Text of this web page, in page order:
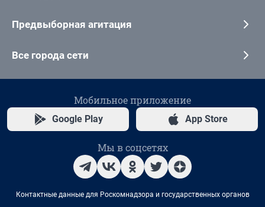
Предвыборная агитация
Все города сети
Мобильное приложение
Google Play App Store
Мы в соцсетях
Контактные данные для Роскомнадзора и государственных органов